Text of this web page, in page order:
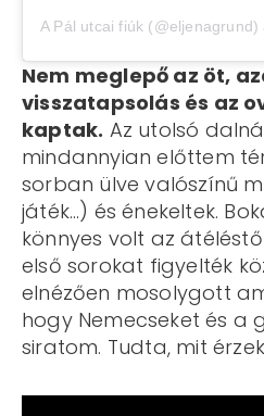
Nem meglepő az öt,
visszatapsolás és az
kaptak. Az utolsó
mindannyian előttem
sorban ülve valószínű
játék…) és énekeltek.
könnyes volt az
első sorokat figyelték
elnézően mosolygott
hogy Nemecseket és a
siratom. Tudta, mit